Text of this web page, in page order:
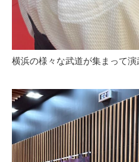
横浜の様々な武道が集まって演